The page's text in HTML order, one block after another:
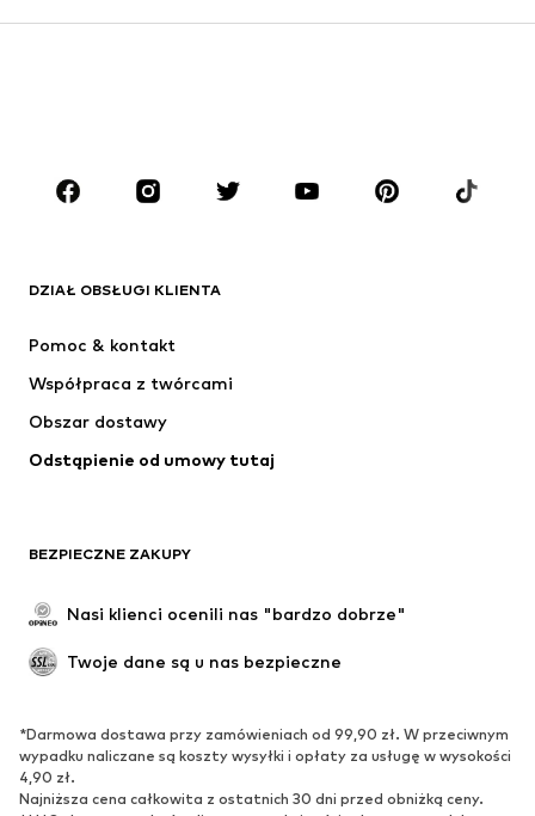
MARKI
Next
ADIDAS PERFORMANCE
DZIAŁ OBSŁUGI KLIENTA
Pomoc & kontakt
Współpraca z twórcami
Obszar dostawy
Odstąpienie od umowy tutaj
BEZPIECZNE ZAKUPY
Nasi klienci ocenili nas "bardzo dobrze"
Twoje dane są u nas bezpieczne
*Darmowa dostawa przy zamówieniach od 99,90 zł. W przeciwnym
wypadku naliczane są koszty wysyłki i opłaty za usługę w wysokości
4,90 zł.
Najniższa cena całkowita z ostatnich 30 dni przed obniżką ceny.